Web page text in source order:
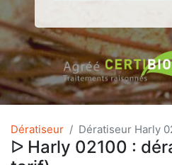
Dératiseur Dératiseur Harly
ᐅ Harly 02100 :